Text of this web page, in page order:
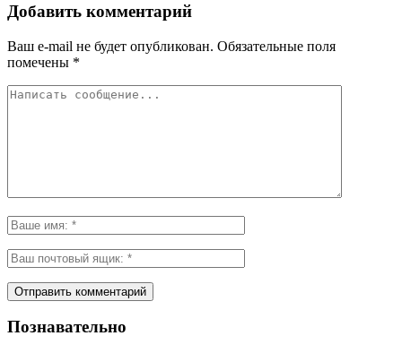
Добавить комментарий
Ваш e-mail не будет опубликован. Обязательные поля
помечены *
Познавательно